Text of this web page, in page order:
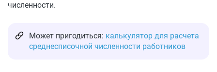
численности.
Может пригодиться: калькулятор для расчета
среднесписочной численности работников